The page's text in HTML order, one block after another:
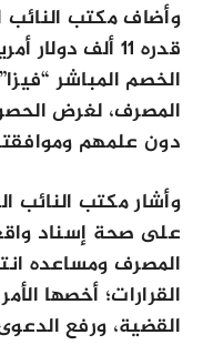
وأضاف مكتب النائب
قدره 11 ألف
الخصم المباشر
المصرف، لغرض
دون علمهم
وأشار مكتب النائب
على صحة إسناد
المصرف ومساعده
القرارات؛ أخصها
القضية، ورفع